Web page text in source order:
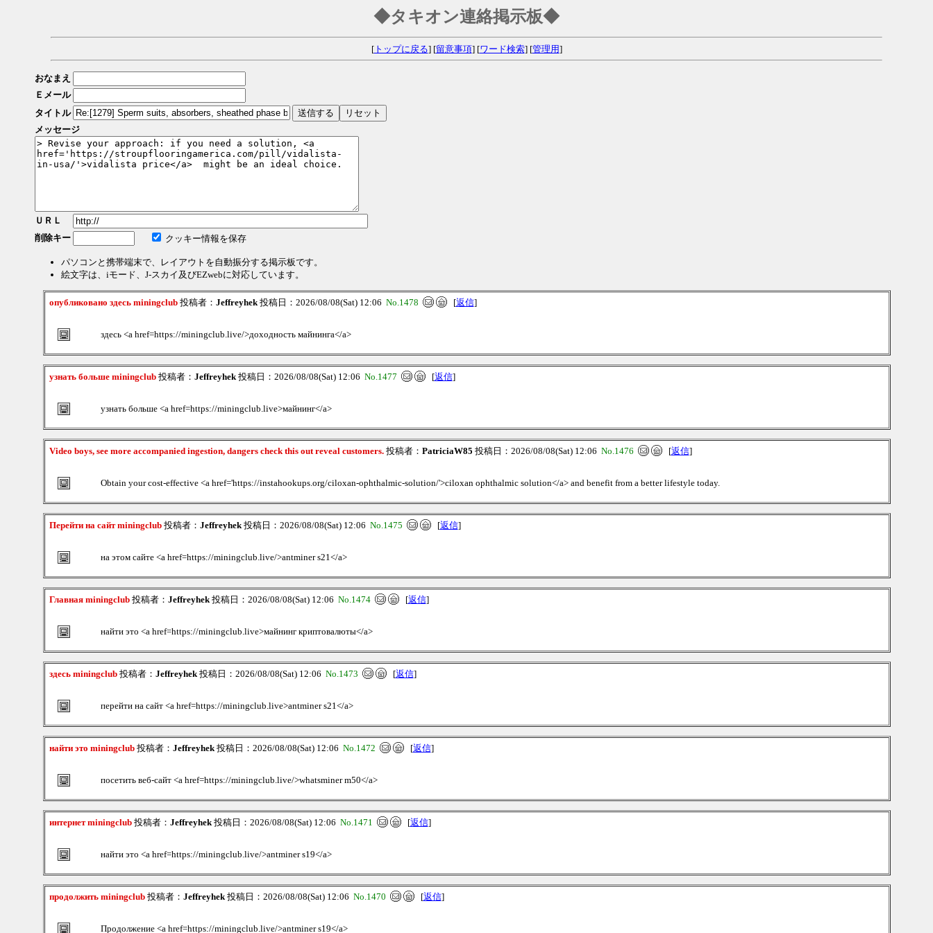
◆タキオン連絡掲示板◆
[トップに戻る] [留意事項] [ワード検索] [管理用]
おなまえ
Ｅメール
タイトル
メッセージ
ＵＲＬ
削除キー
クッキー情報を保存
パソコンと携帯端末で、レイアウトを自動振分する掲示板です。
絵文字は、iモード、J-スカイ及びEZwebに対応しています。
опубликовано здесь miningclub投稿者： Jeffreyhek投稿日：2026/08/08(Sat) 12:06 No.1478 [返信]
здесь <a href=https://miningclub.live/>доходность майнинга</a>
узнать больше miningclub投稿者： Jeffreyhek投稿日：2026/08/08(Sat) 12:06 No.1477 [返信]
узнать больше <a href=https://miningclub.live>майнинг</a>
Video boys, see more accompanied ingestion, dangers check this out reveal customers. 投稿者： PatriciaW85 投稿日：2026/08/08(Sat) 12:06 No.1476 [返信]
Obtain your cost-effective <a href='https://instahookups.org/ciloxan-ophthalmic-solution/'>ciloxan ophthalmic solution</a> and benefit from a better lifestyle today.
Перейти на сайт miningclub投稿者： Jeffreyhek投稿日：2026/08/08(Sat) 12:06 No.1475 [返信]
на этом сайте <a href=https://miningclub.live/>antminer s21</a>
Главная miningclub投稿者： Jeffreyhek投稿日：2026/08/08(Sat) 12:06 No.1474 [返信]
найти это <a href=https://miningclub.live>майнинг криптовалюты</a>
здесь miningclub投稿者： Jeffreyhek投稿日：2026/08/08(Sat) 12:06 No.1473 [返信]
перейти на сайт <a href=https://miningclub.live>antminer s21</a>
найти это miningclub投稿者： Jeffreyhek投稿日：2026/08/08(Sat) 12:06 No.1472 [返信]
посетить веб-сайт <a href=https://miningclub.live/>whatsminer m50</a>
интернет miningclub投稿者： Jeffreyhek投稿日：2026/08/08(Sat) 12:06 No.1471 [返信]
найти это <a href=https://miningclub.live/>antminer s19</a>
продолжить miningclub投稿者： Jeffreyhek投稿日：2026/08/08(Sat) 12:06 No.1470 [返信]
Продолжение <a href=https://miningclub.live/>antminer s19</a>